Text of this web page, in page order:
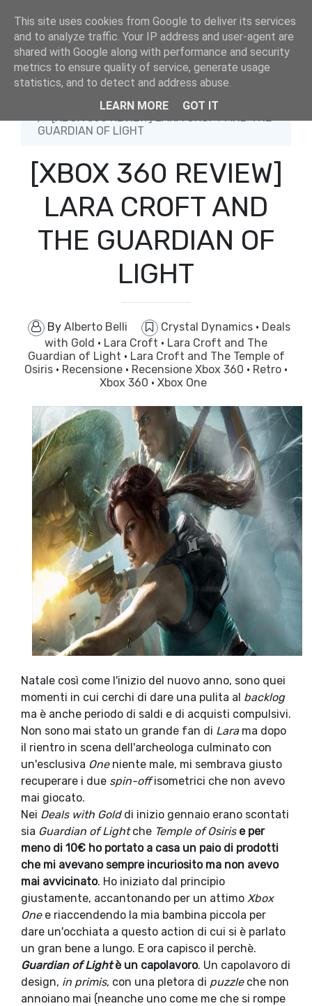
Crystal Dynamics
[XBOX 360 REVIEW] LARA CROFT AND THE
GUARDIAN OF LIGHT
[XBOX 360 REVIEW]
LARA CROFT AND
THE GUARDIAN OF
LIGHT
By Alberto Belli Crystal Dynamics · Deals
with Gold · Lara Croft · Lara Croft and The
Guardian of Light · Lara Croft and The Temple of
Osiris · Recensione · Recensione Xbox 360 · Retro ·
Xbox 360 · Xbox One
Natale così come l'inizio del nuovo anno, sono quei
momenti in cui cerchi di dare una pulita al backlog
ma è anche periodo di saldi e di acquisti compulsivi.
Non sono mai stato un grande fan di Larama dopo
il rientro in scena dell'archeologa culminato con
un'esclusiva Oneniente male, mi sembrava giusto
recuperare i due spin-offisometrici che non avevo
mai giocato.
Nei Deals with Golddi inizio gennaio erano scontati
sia Guardian of Lightche Temple of Osiris e per
meno di 10€ ho portato a casa un paio di prodotti
che mi avevano sempre incuriosito ma non avevo
mai avvicinato. Ho iniziato dal principio
giustamente, accantonando per un attimo Xbox
Onee riaccendendo la mia bambina piccola per
dare un'occhiata a questo action di cui si è parlato
un gran bene a lungo. E ora capisco il perchè.
Guardian of Lightè un capolavoro. Un capolavoro di
design, in primis, con una pletora di puzzleche non
annoiano mai (neanche uno come me che si rompe
This site uses cookies from Google to deliver its services
and to analyze traffic. Your IP address and user-agent are
shared with Google along with performance and security
metrics to ensure quality of service, generate usage
statistics, and to detect and address abuse.
LEARN MORE
GOT IT